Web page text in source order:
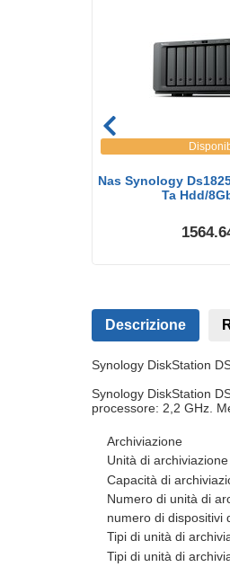
Nas Synology
Ta Hdd/
Descrizione
Synology DiskStation
Synology DiskStation
processore: 2,2 GHz.
Archiviazione
Unità di
Capacità di
Numero di unità di
numero di dispositivi
Tipi di unità di
Tipi di unità di